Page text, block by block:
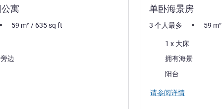
寓
59 m² / 635sq ft
边
单卧海景房
3 个人最多 59 m²
床上用品1 x 大床
拥有海景
大部分的住宿:
阳台
请参阅详情